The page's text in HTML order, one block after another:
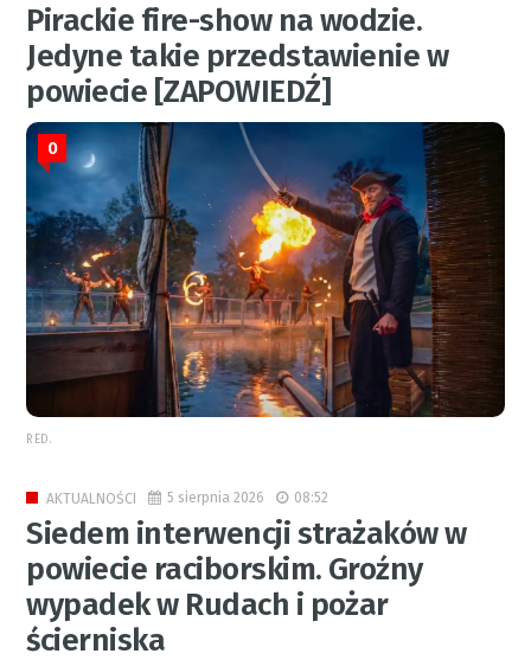
Pirackie fire-show na wodzie.
Jedyne takie przedstawienie w
powiecie [ZAPOWIEDŹ]
0
RED.
AKTUALNOŚCI 5 sierpnia 2026 08:52
Siedem interwencji strażaków w
powiecie raciborskim. Groźny
wypadek w Rudach i pożar
ścierniska